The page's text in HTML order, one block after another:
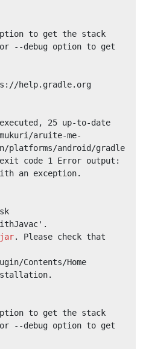
to get the stack
--debug option to get
help.gradle.org
25 up-to-date
aruite-me-
platforms/android/gradle
exit code 1 Error output:
an exception.
. Please check that
Contents/Home
to get the stack
--debug option to get